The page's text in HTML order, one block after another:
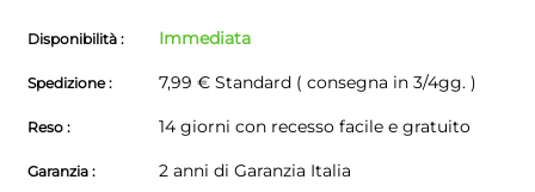
Disponibilità : Immediata
Spedizione : 7,99 € Standard ( consegna in 3/4gg. )
Reso : 14 giorni con recesso facile e gratuito
Garanzia : 2 anni di Garanzia Italia